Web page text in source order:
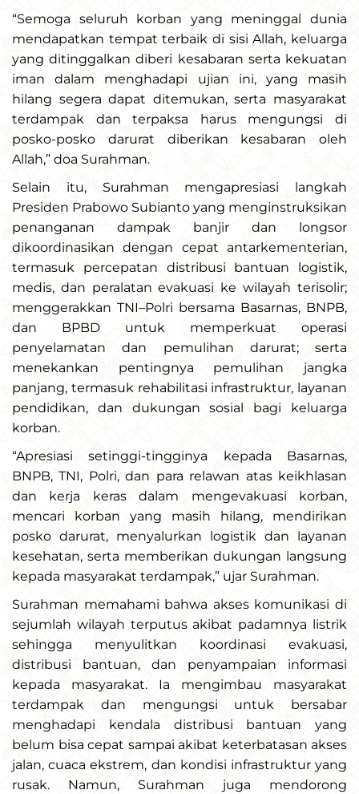
“Semoga seluruh korban yang meninggal dunia
mendapatkan tempat terbaik di sisi Allah, keluarga
yang ditinggalkan diberi kesabaran serta kekuatan
iman dalam menghadapi ujian ini, yang masih
hilang segera dapat ditemukan, serta masyarakat
terdampak dan terpaksa harus mengungsi di
posko-posko darurat diberikan kesabaran oleh
Allah,” doa Surahman.
Selain itu, Surahman mengapresiasi langkah
Presiden Prabowo Subianto yang menginstruksikan
penanganan dampak banjir dan longsor
dikoordinasikan dengan cepat antarkementerian,
termasuk percepatan distribusi bantuan logistik,
medis, dan peralatan evakuasi ke wilayah terisolir;
menggerakkan TNI–Polri bersama Basarnas, BNPB,
dan BPBD untuk memperkuat operasi
penyelamatan dan pemulihan darurat; serta
menekankan pentingnya pemulihan jangka
panjang, termasuk rehabilitasi infrastruktur, layanan
pendidikan, dan dukungan sosial bagi keluarga
korban.
“Apresiasi setinggi-tingginya kepada Basarnas,
BNPB, TNI, Polri, dan para relawan atas keikhlasan
dan kerja keras dalam mengevakuasi korban,
mencari korban yang masih hilang, mendirikan
posko darurat, menyalurkan logistik dan layanan
kesehatan, serta memberikan dukungan langsung
kepada masyarakat terdampak,” ujar Surahman.
Surahman memahami bahwa akses komunikasi di
sejumlah wilayah terputus akibat padamnya listrik
sehingga menyulitkan koordinasi evakuasi,
distribusi bantuan, dan penyampaian informasi
kepada masyarakat. Ia mengimbau masyarakat
terdampak dan mengungsi untuk bersabar
menghadapi kendala distribusi bantuan yang
belum bisa cepat sampai akibat keterbatasan akses
jalan, cuaca ekstrem, dan kondisi infrastruktur yang
rusak. Namun, Surahman juga mendorong